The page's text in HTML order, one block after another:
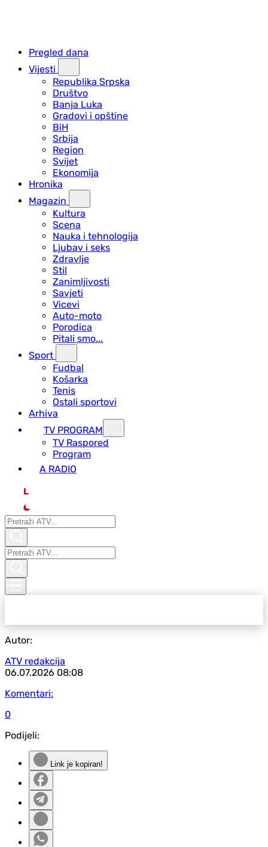
Pregled dana
Vijesti
Republika Srpska
Društvo
Banja Luka
Gradovi i opštine
BiH
Srbija
Region
Svijet
Ekonomija
Hronika
Magazin
Kultura
Scena
Nauka i tehnologija
Ljubav i seks
Zdravlje
Stil
Zanimljivosti
Savjeti
Vicevi
Auto-moto
Porodica
Pitali smo...
Sport
Fudbal
Košarka
Tenis
Ostali sportovi
Arhiva
TV PROGRAM
ТV Raspored
Program
A RADIO
L
Autor:
ATV redakcija
06.07.2026 08:08
Komentari:
0
Podijeli:
Link je kopiran!